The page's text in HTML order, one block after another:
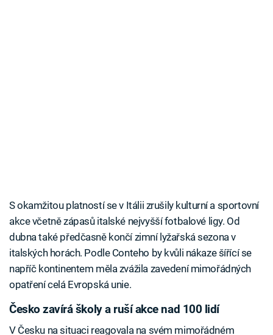
S okamžitou platností se v Itálii zrušily kulturní a sportovní
akce včetně zápasů italské nejvyšší fotbalové ligy. Od
dubna také předčasně končí zimní lyžařská sezona v
italských horách. Podle Conteho by kvůli nákaze šířící se
napříč kontinentem měla zvážila zavedení mimořádných
opatření celá Evropská unie.
Česko zavírá školy a ruší akce nad 100 lidí
V Česku na situaci reagovala na svém mimořádném